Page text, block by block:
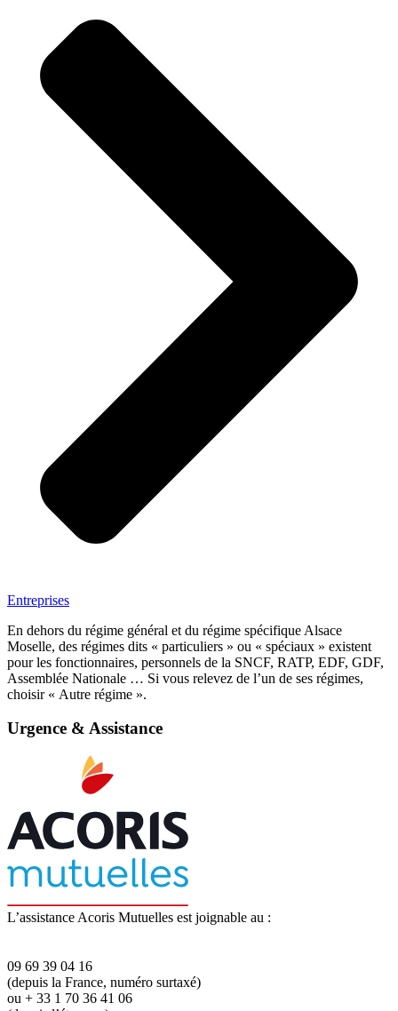
Entreprises
En dehors du régime général et du régime spécifique Alsace
Moselle, des régimes dits « particuliers » ou « spéciaux » existent
pour les fonctionnaires, personnels de la SNCF, RATP, EDF, GDF,
Assemblée Nationale … Si vous relevez de l’un de ses régimes,
choisir « Autre régime ».
Urgence & Assistance
L’assistance Acoris Mutuelles est joignable au :
09 69 39 04 16
(depuis la France, numéro surtaxé)
ou + 33 1 70 36 41 06